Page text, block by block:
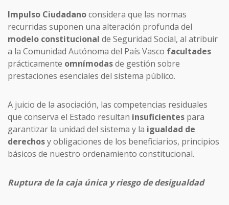
Impulso Ciudadanoconsidera que las normas
recurridas suponen una alteración profunda del
modelo constitucional de Seguridad Social, al atribuir
a la Comunidad Autónoma del País Vasco facultades
prácticamente omnímodasde gestión sobre
prestaciones esenciales del sistema público.
A juicio de la asociación, las competencias residuales
que conserva el Estado resultan insuficientes para
garantizar la unidad del sistema y la igualdad de
derechosy obligaciones de los beneficiarios, principios
básicos de nuestro ordenamiento constitucional.
Ruptura de la caja única y riesgo de desigualdad